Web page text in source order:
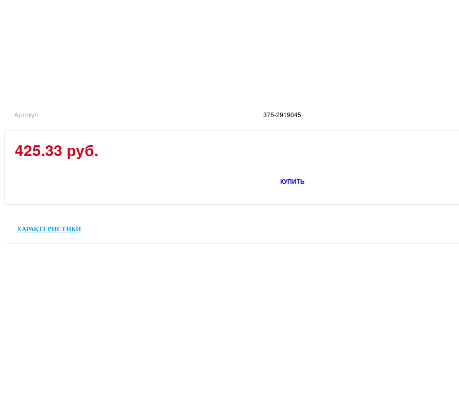
Артикул 375-2919045
425.33 руб.
КУПИТЬ
ХАРАКТЕРИСТИКИ